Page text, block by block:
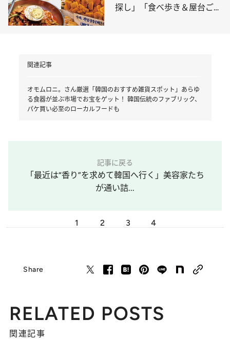
探し」「食べ歩き＆屋台ごは
関連記事
オモムロニ。さん厳選「韓国のおすすめ雑貨スポット」あらゆ
る食器が並ぶ市場でお宝をゲット！ 韓国伝統のファブリック、
パケ買い必至のローカルフードも
記事に戻る
「最近は“香り”を求めて韓国へ行く」美容家たち
が通い詰...
1 2 3 4
Share
RELATED POSTS
関連記事